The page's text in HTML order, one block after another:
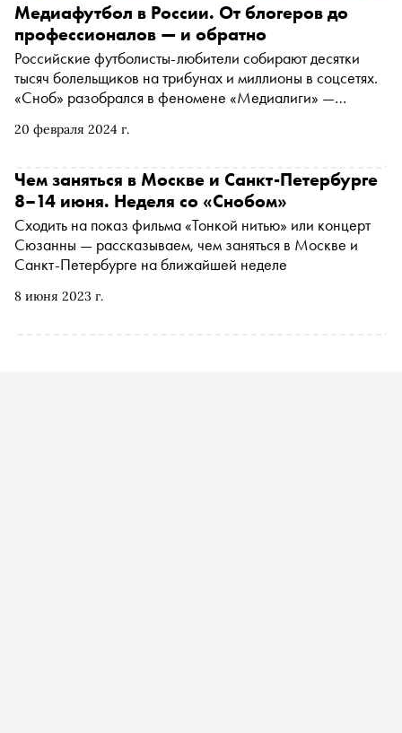
20 февраля 2024 г.
Медиафутбол в России. От блогеров до
профессионалов — и обратно
Российские футболисты-любители собирают десятки
тысяч болельщиков на трибунах и миллионы в соцсетях.
«Сноб» разобрался в феномене «Медиалиги» —
профессиональный спорт
8 июня 2023 г.
Чем заняться в Москве и Санкт-Петербурге
8–14 июня. Неделя со «Снобом»
Сходить на показ фильма «Тонкой нитью» или концерт
Сюзанны — рассказываем, чем заняться в Москве и
Санкт-Петербурге на ближайшей неделе